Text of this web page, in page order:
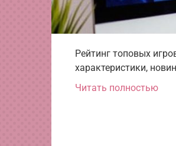
Рейтинг топовых
характеристики,
Читать полностью